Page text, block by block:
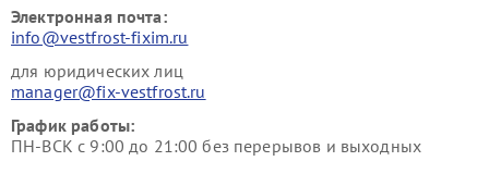
Электронная почта:
info@vestfrost-fixim.ru
для юридических лиц
manager@fix-vestfrost.ru
График работы:
ПН-ВСК с 9:00 до 21:00 без перерывов и выходных